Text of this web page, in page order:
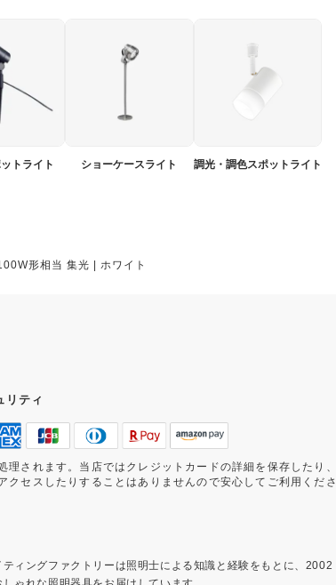
トライト ショーケースライト 調光・調色スポットライト
形相当 集光 | ホワイト
リティ
理されます。当店ではクレジットカードの詳細を保存したり、
クセスしたりすることはありませんので安心してご利用くださ
ィングファクトリーは照明士による知識と経験をもとに、2002